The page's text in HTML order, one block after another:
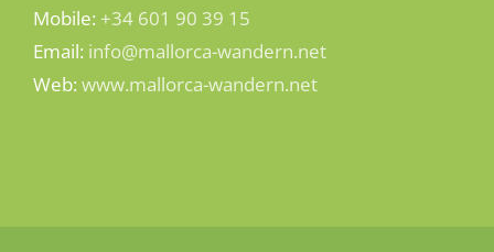
Mobile: +34 601 90 39 15
Email: info@mallorca-wandern.net
Web: www.mallorca-wandern.net